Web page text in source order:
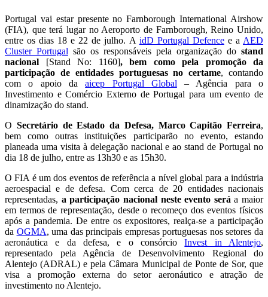
Portugal vai estar presente no Farnborough International Airshow
(FIA), que terá lugar no Aeroporto de Farnborough, Reino Unido,
entre os dias 18 e 22 de julho. A idD Portugal Defencee a AED
Cluster Portugal são os responsáveis pela organização do stand
nacional [Stand No: 1160], bem como pela promoção da
participação de entidades portuguesas no certame, contando
com o apoio daaicep Portugal Global – Agência para o
Investimento e Comércio Externo de Portugal para um evento de
dinamização do stand.
O Secretário de Estado da Defesa, Marco Capitão Ferreira,
bem como outras instituições participarão no evento, estando
planeada uma visita à delegação nacional e ao stand de Portugal no
dia 18 de julho, entre as 13h30 e as 15h30.
O FIA é um dos eventos de referência a nível global para a indústria
aeroespacial e de defesa. Com cerca de 20 entidades nacionais
representadas, a participação nacional neste evento seráa maior
em termos de representação, desde o recomeço dos eventos físicos
após a pandemia. De entre os expositores, realça-se a participação
da OGMA, uma das principais empresas portuguesas nos setores da
aeronáutica e da defesa, e o consórcioInvest in Alentejo,
representado pela Agência de Desenvolvimento Regional do
Alentejo (ADRAL) e pela Câmara Municipal de Ponte de Sor, que
visa a promoção externa do setor aeronáutico e atração de
investimento no Alentejo.